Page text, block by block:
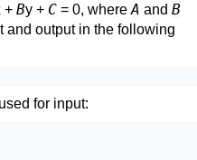
+ By + C= 0, whereA and B
and output in the following
for input: